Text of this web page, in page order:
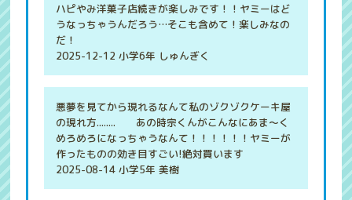
ハピやみ洋菓子店続きが楽しみです！！ヤミーはど
うなっちゃうんだろう…そこも含めて！楽しみなの
だ！
2025-12-12 小学6年 しゅんぎく
悪夢を見てから現れるなんて私のゾクゾクケーキ屋
の現れ方........ あの時宗くんがこんなにあま〜く
めろめろになっちゃうなんて！！！！！！ヤミーが
作ったものの効き目すごい!絶対買います
2025-08-14 小学5年 美樹